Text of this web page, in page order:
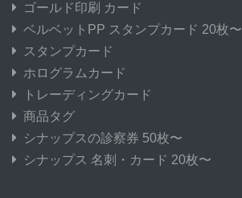
ゴールド印刷 カード
ベルベットPP スタンプカード 20枚〜
スタンプカード
ホログラムカード
トレーディングカード
商品タグ
シナップスの診察券 50枚〜
シナップス 名刺・カード 20枚〜